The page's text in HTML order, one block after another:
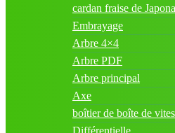
cardan fraise de
Embrayage
Arbre 4×4
Arbre PDF
Arbre principal
Axe
boîtier de boîte de
Différentielle